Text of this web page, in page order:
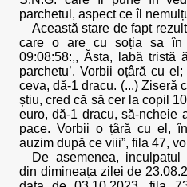
parchetul, aspect ce îl
Această stare de fapt
care o are cu soția sa în
09:08:58:,, Ăsta, labă tristă
parchetu’. Vorbii oțâră cu
ceva, dă-1 dracu. (...) Ziseră
știu, cred că să cer la copil
euro, dă-1 dracu, să-ncheie
pace. Vorbii o țâră cu el,
auzim după ce viii”, fila 47,
De asemenea,
din dimineața zilei de